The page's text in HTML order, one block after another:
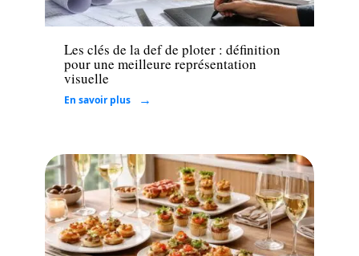
Tech
Les clés de la def de ploter : définition
pour une meilleure représentation
visuelle
En savoir plus
Loisirs